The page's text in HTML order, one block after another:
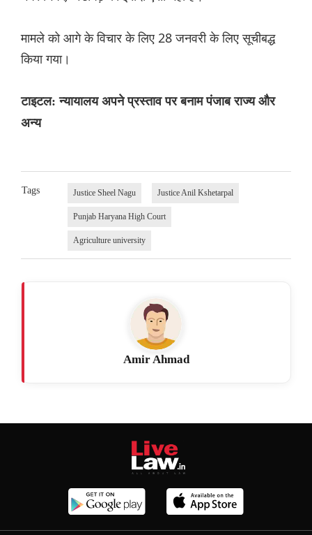
मामले को आगे के विचार के लिए 28 जनवरी के लिए सूचीबद्ध
किया गया।
टाइटल: न्यायालय अपने प्रस्ताव पर बनाम पंजाब राज्य और
अन्य
Tags Justice Sheel Nagu Justice Anil Kshetarpal
Punjab Haryana High Court
Agriculture university
Amir Ahmad